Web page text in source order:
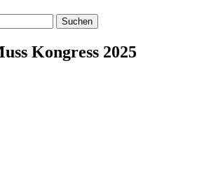
Kongress 2025